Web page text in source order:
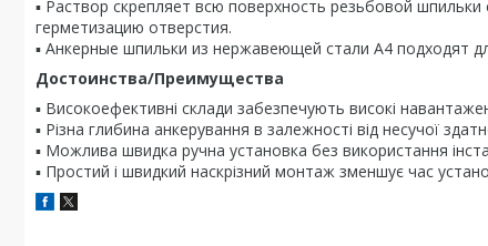
▪ Раствор скрепляет всю поверхность резьбовой
герметизацию отверстия.
▪ Анкерные шпильки из нержавеющей стали A4 подходят
Достоинства/Преимущества
▪ Високоефективні склади забезпечують високі
▪ Різна глибина анкерування в залежності від несучої
▪ Можлива швидка ручна установка без використання
▪ Простий і швидкий наскрізний монтаж зменшує час